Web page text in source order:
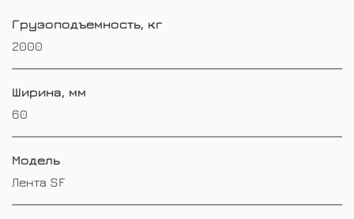
Грузоподъемность, кг
2000
Ширина, мм
60
Модель
Лента SF